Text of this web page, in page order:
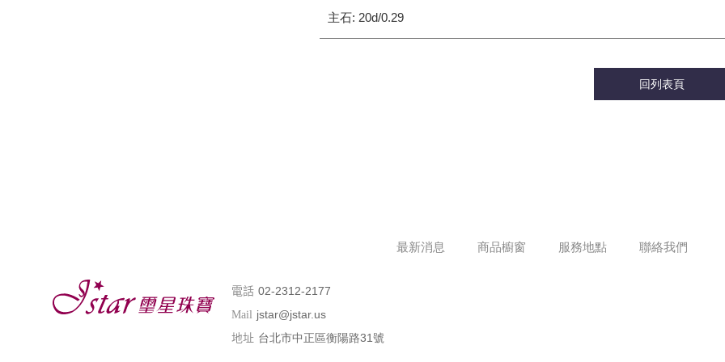
主石: 20d/0.29
回列表頁
最新消息 商品櫥窗 服務地點 聯絡我們
電話 02-2312-2177
Mail jstar@jstar.us
地址 台北市中正區衡陽路31號